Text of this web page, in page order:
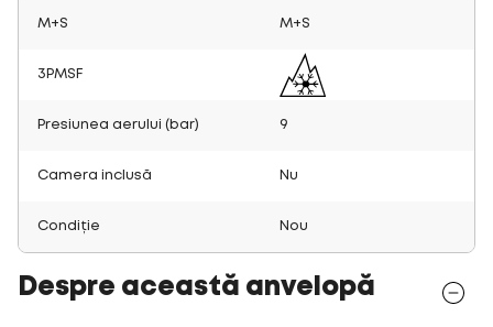
M+S M+S
3PMSF
Presiunea aerului (bar) 9
Camera inclusă Nu
Condiție Nou
Despre această anvelopă